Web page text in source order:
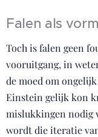
Falen als
Toch is falen geen
vooruitgang, in
de moed om
Einstein gelijk kon
mislukkingen nodig
wordt die iteratie